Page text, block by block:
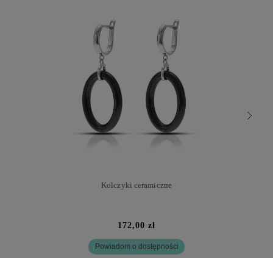
Kolczyki ceramiczne
172,00 zł
Powiadom o dostępności